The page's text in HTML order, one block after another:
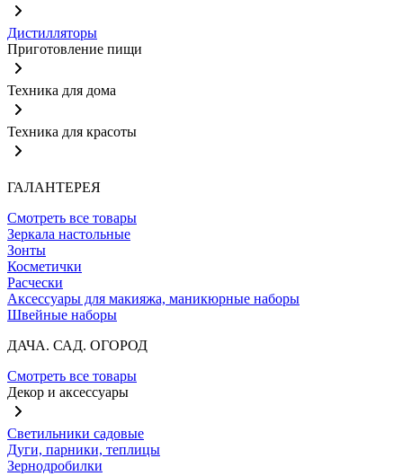
Дистилляторы
Приготовление пищи
Техника для дома
Техника для красоты
ГАЛАНТЕРЕЯ
Смотреть все товары
Зеркала настольные
Зонты
Косметички
Расчески
Аксессуары для макияжа, маникюрные наборы
Швейные наборы
ДАЧА. САД. ОГОРОД
Смотреть все товары
Декор и аксессуары
Светильники садовые
Дуги, парники, теплицы
Зернодробилки